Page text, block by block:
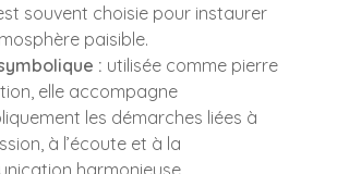
souvent choisie pour instaurer
paisible.
: utilisée comme pierre
elle accompagne
les démarches liées à
à l’écoute et à la
harmonieuse.